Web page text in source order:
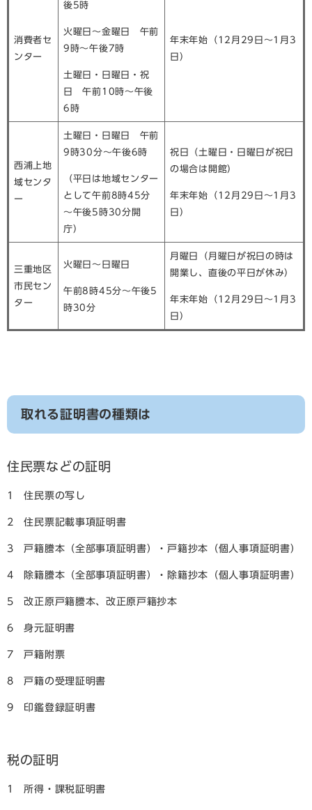
消費者セ
ンター
後5時
火曜日～金曜日 午前
9時～午後7時
土曜日・日曜日・祝
日 午前10時～午後
6時
年末年始（12月29日～1月3
日）
西浦上地
域センタ
ー
土曜日・日曜日 午前
9時30分～午後6時
（平日は地域センター
として午前8時45分
～午後5時30分開
庁）
祝日（土曜日・日曜日が祝日
の場合は開館）
年末年始（12月29日～1月3
日）
三重地区
市民セン
ター
火曜日～日曜日
午前8時45分～午後5
時30分
月曜日（月曜日が祝日の時は
開業し、直後の平日が休み）
年末年始（12月29日～1月3
日）
取れる証明書の種類は
住民票などの証明
1 住民票の写し
2 住民票記載事項証明書
3 戸籍謄本（全部事項証明書）・戸籍抄本（個人事項証明書）
4 除籍謄本（全部事項証明書）・除籍抄本（個人事項証明書）
5 改正原戸籍謄本、改正原戸籍抄本
6 身元証明書
7 戸籍附票
8 戸籍の受理証明書
9 印鑑登録証明書
税の証明
1 所得・課税証明書